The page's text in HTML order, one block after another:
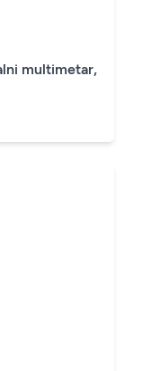
multimetar,